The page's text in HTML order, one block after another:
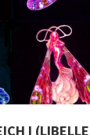
I